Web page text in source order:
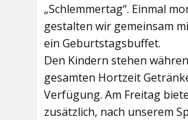
„Schlemmertag“. Einmal
gestalten wir gemeinsam
ein Geburtstagsbuffet.
Den Kindern stehen
gesamten Hortzeit
Verfügung. Am Freitag
zusätzlich, nach unserem